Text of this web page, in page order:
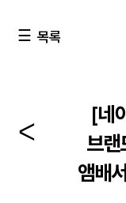
목록
[네
브랜
앰배